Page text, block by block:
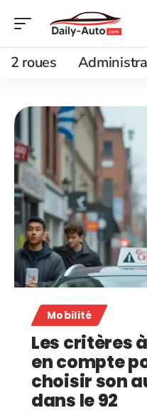
2 roues
Mobilité
Les critères
en compte
choisir son
dans le 92